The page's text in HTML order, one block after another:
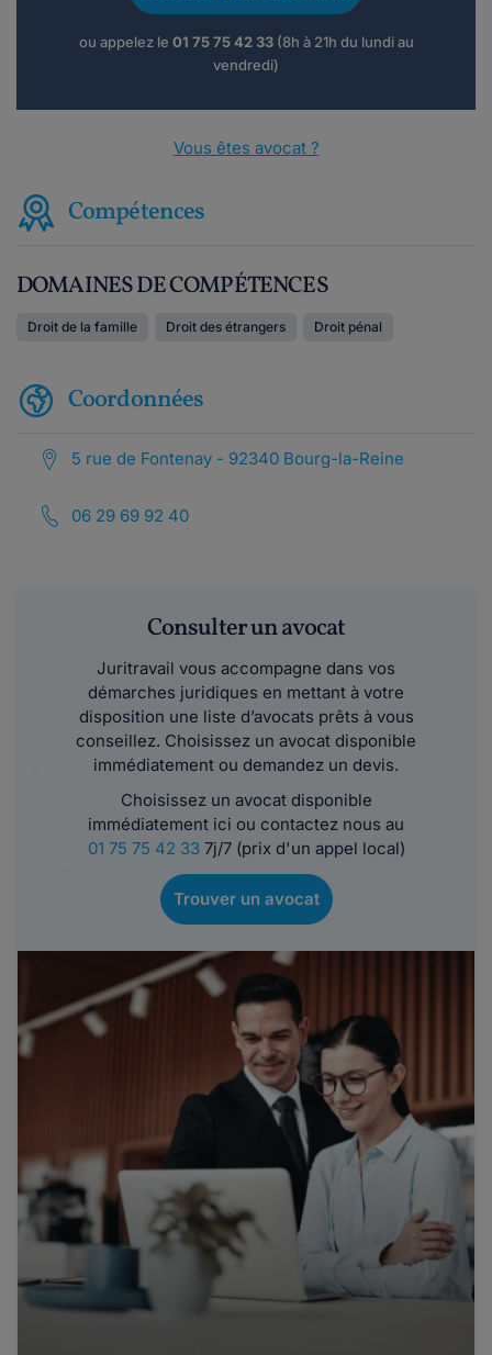
ou appelez le 01 75 75 42 33(8h à 21h du lundi au
vendredi)
Vous êtes avocat ?
Compétences
DOMAINES DE COMPÉTENCES
Droit de la famille Droit des étrangers Droit pénal
Coordonnées
5 rue de Fontenay - 92340 Bourg-la-Reine
06 29 69 92 40
Consulter un avocat
Juritravail vous accompagne dans vos
démarches juridiques en mettant à votre
disposition une liste d’avocats prêts à vous
conseillez. Choisissez un avocat disponible
immédiatement ou demandez un devis.
Choisissez un avocat disponible
immédiatement ici ou contactez nous au
01 75 75 42 337j/7 (prix d'un appel local)
Trouver un avocat